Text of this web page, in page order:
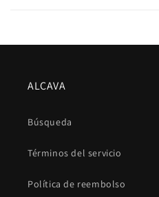
ALCAVA
Búsqueda
Términos del servicio
Política de reembolso